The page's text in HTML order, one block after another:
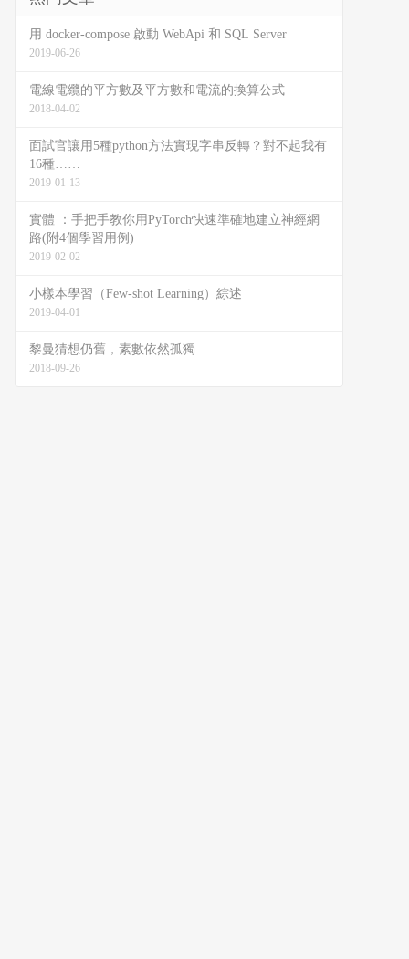
用 docker-compose 啟動 WebApi 和 SQL Server
2019-06-26
電線電纜的平方數及平方數和電流的換算公式
2018-04-02
面試官讓用5種python方法實現字串反轉？對不起我有
16種……
2019-01-13
實體 ：手把手教你用PyTorch快速準確地建立神經網
路(附4個學習用例)
2019-02-02
小樣本學習（Few-shot Learning）綜述
2019-04-01
黎曼猜想仍舊，素數依然孤獨
2018-09-26